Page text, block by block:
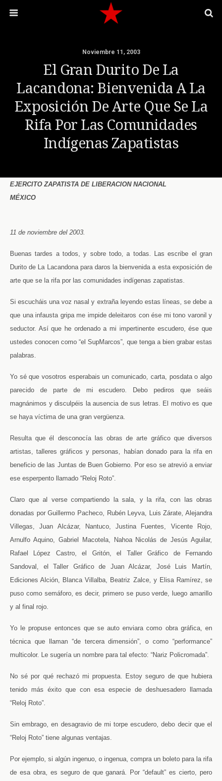
Noviembre 11, 2003
El Gran Durito De La
Lacandona: Bienvenida A La
Exposición De Arte Que Se La
Rifa Por Las Comunidades
Indígenas Zapatistas
EJERCITO ZAPATISTA DE LIBERACION NACIONAL
MÉXICO
11 de noviembre del 2003.
Buenas tardes a todos, y sobre todo, a todas. Las escribe el gran
Durito de La Lacandona para daros la bienvenida a esta exposición de
arte que se la rifa por las comunidades indígenas zapatistas.
Si escucháis una voz nasal y extraña leyendo estas líneas, se debe a
que una infausta gripa me impide deleitaros con ése mi tono varonil y
seductor. Así que he ordenado a mi impertinente escudero, ése que
ustedes conocen como “el SupMarcos”, que tenga a bien grabar estas
palabras.
Yo sé que vosotros esperabais un comunicado, carta, posdata o algo
parecido de parte de mi escudero. Debo pediros que seáis
magnánimos y disculpéis la ausencia de sus letras. El motivo es que
se haya víctima de una gran vergüenza.
Resulta que él desconocía las obras de arte gráfico que diversos
artistas, talleres gráficos y personas, habían donado para la rifa en
beneficio de las Juntas de Buen Gobierno. Por eso se atrevió a enviar
ese esperpento llamado “Reloj Roto”.
Claro que al verse compartiendo la sala, y la rifa, con las obras
donadas por Guillermo Pacheco, Rubén Leyva, Luis Zárate, Alejandra
Villegas, Juan Alcázar, Nantuco, Justina Fuentes, Vicente Rojo,
Arnulfo Aquino, Gabriel Macotela, Nahoa Nicolás de Jesús Aguilar,
Rafael López Castro, el Gritón, el Taller Gráfico de Fernando
Sandoval, el Taller Gráfico de Juan Alcázar, José Luis Martín,
Ediciones Alción, Blanca Villalba, Beatriz Zalce, y Elisa Ramírez, se
puso como semáforo, es decir, primero se puso verde, luego amarillo
y al final rojo.
Yo le propuse entonces que se auto enviara como obra gráfica, en
técnica que llaman “de tercera dimensión”, o como “performance”
multicolor. Le sugería un nombre para tal efecto: “Nariz Policromada”.
No sé por qué rechazó mi propuesta. Estoy seguro de que hubiera
tenido más éxito que con esa especie de deshuesadero llamada
“Reloj Roto”.
Sin embrago, en desagravio de mi torpe escudero, debo decir que el
“Reloj Roto” tiene algunas ventajas.
Por ejemplo, si algún ingenuo, o ingenua, compra un boleto para la rifa
de esa obra, es seguro de que ganará. Por “default” es cierto, pero